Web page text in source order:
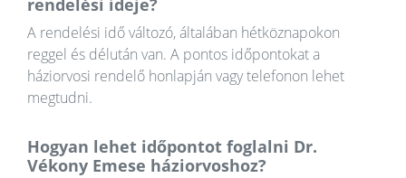
rendelési ideje?
A rendelési idő változó, általában hétköznapokon
reggel és délután van. A pontos időpontokat a
háziorvosi rendelő honlapján vagy telefonon lehet
megtudni.
Hogyan lehet időpontot foglalni Dr.
Vékony Emese háziorvoshoz?